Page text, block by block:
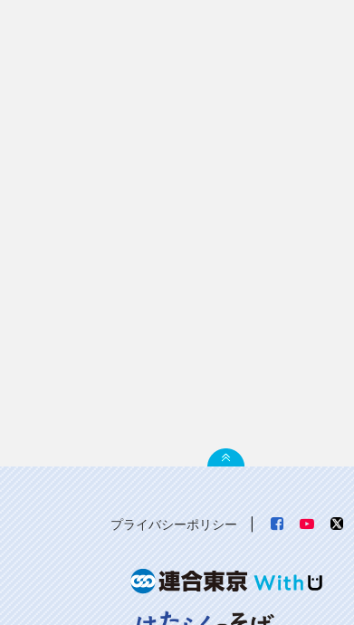
プライバシーポリシー